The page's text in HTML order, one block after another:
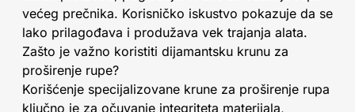
većeg prečnika. Korisničko iskustvo pokazuje da se
lako prilagođava i produžava vek trajanja alata.
Zašto je važno koristiti dijamantsku krunu za
proširenje rupe?
Korišćenje specijalizovane krune za proširenje rupa
ključno je za očuvanje integriteta materijala,